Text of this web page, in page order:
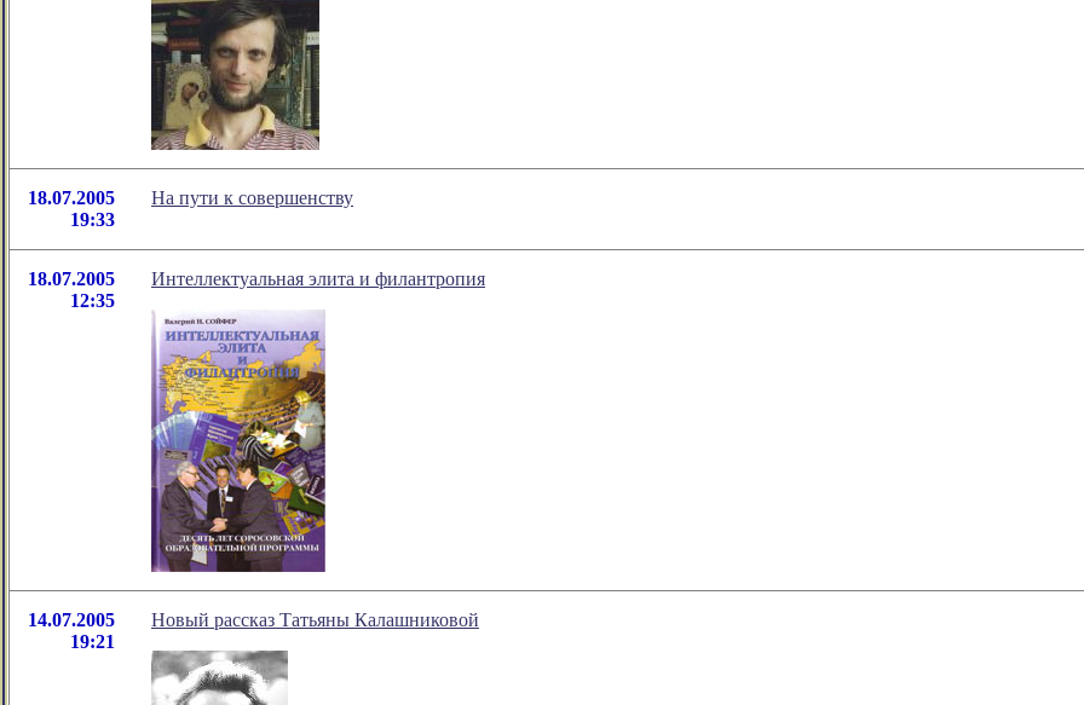
18.07.2005
19:33
На пути к совершенству
18.07.2005
12:35
Интеллектуальная элита и филантропия
14.07.2005
19:21
Новый рассказ Татьяны Калашниковой